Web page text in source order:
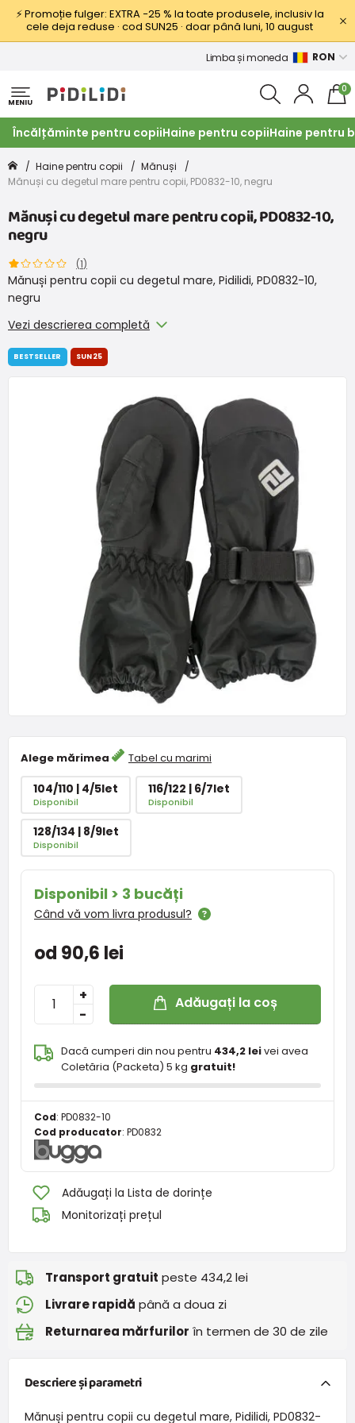
⚡ Promoție fulger: EXTRA −25 % la toate produsele, inclusiv la
cele deja reduse · cod SUN25 · doar până luni, 10 august
Limba și moneda RON
MENIU
0
Încălțăminte pentru copiiHaine pentru copiiHaine pentru
Haine pentru copii
Mănuși
Mănuși cu degetul mare pentru copii, PD0832-10, negru
Mănuși cu degetul mare pentru copii, PD0832-10,
negru
(1)
Mănuși pentru copii cu degetul mare, Pidilidi, PD0832-10,
negru
Vezi descrierea completă
Alege mărimea Tabel cu marimi
104/110 | 4/5let
Disponibil
116/122 | 6/7let
Disponibil
128/134 | 8/9let
Disponibil
Disponibil > 3 bucăți
Când vă vom livra produsul?
od 90,6 lei
-
+ Adăugați la coș
Dacă cumperi din nou pentru 434,2 leivei avea
Coletăria (Packeta) 5 kg gratuit!
Cod: PD0832-10
Cod producator: PD0832
Adăugați la Lista de dorințe
Monitorizați prețul
BESTSELLER SUN25
Transport gratuit peste 434,2 lei
Livrare rapidă până a doua zi
Returnarea mărfurilor în termen de 30 de zile
Descriere și parametri
Mănuși pentru copii cu degetul mare, Pidilidi, PD0832-